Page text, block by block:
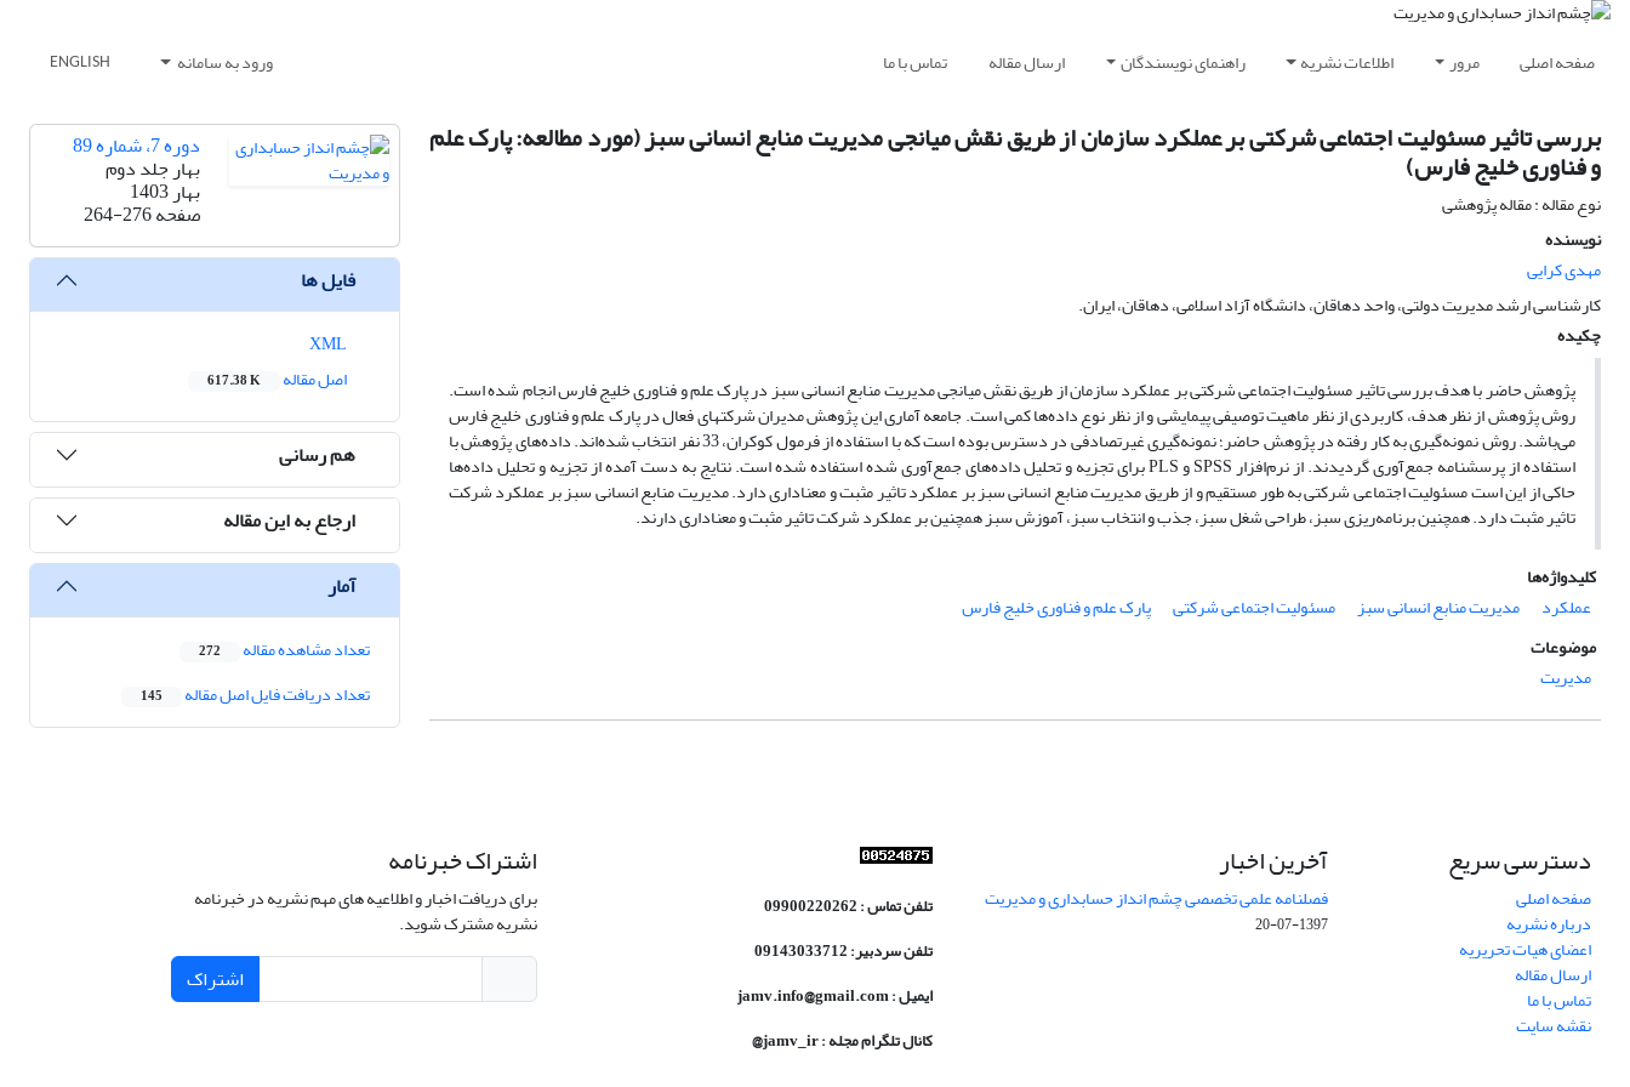
صفحه اصلی مرور اطلاعات نشریه راهنمای نویسندگان ارسال مقاله تماس با ما ورود به سامانه ENGLISH
بررسی تاثیر مسئولیت اجتماعی شرکتی بر عملکرد سازمان از طریق نقش میانجی مدیریت منابع انسانی سبز (مورد مطالعه: پارک علم
و فناوری خلیج فارس)
نوع مقاله : مقاله پژوهشی
نویسنده
مهدی کرایی
کارشناسی ارشد مدیریت دولتی، واحد دهاقان، دانشگاه آزاد اسلامی، دهاقان، ایران.
چکیده
پژوهش حاضر با هدف بررسی تاثیر مسئولیت اجتماعی شرکتی بر عملکرد سازمان از طریق نقش میانجی مدیریت منابع انسانی سبز در پارک علم و فناوری خلیج فارس انجام شده است.
روش پژوهش از نظر هدف، کاربردی از نظر ماهیت توصیفی پیمایشی و از نظر نوع داده‌ها کمی است. جامعه آماری این پژوهش مدیران شرکتهای فعال در پارک علم و فناوری خلیج فارس
می‌باشد. روش نمونه‌گیری به کار رفته در پژوهش حاضر؛ نمونه‌گیری غیرتصادفی در دسترس بوده است که با استفاده از فرمول کوکران، 33 نفر انتخاب شده‌اند. داده‌های پژوهش با
استفاده از پرسشنامه جمع‌آوری گردیدند. از نرم‌افزار SPSS و PLS برای تجزیه و تحلیل داده‌های جمع‌آوری شده استفاده شده است. نتایج به دست آمده از تجزیه و تحلیل داده‌ها
حاکی از این است مسئولیت اجتماعی شرکتی به طور مستقیم و از طریق مدیریت منابع انسانی سبز بر عملکرد تاثیر مثبت و معناداری دارد. مدیریت منابع انسانی سبز بر عملکرد شرکت
تاثیر مثبت دارد. همچنین برنامه‌ریزی سبز، طراحی شغل سبز، جذب و انتخاب سبز، آموزش سبز همچنین بر عملکرد شرکت تاثیر مثبت و معناداری دارند.
کلیدواژه‌ها
عملکرد
مدیریت منابع انسانی سبز مسئولیت اجتماعی شرکتی
پارک علم و فناوری خلیج فارس
موضوعات
مدیریت
دوره 7، شماره 89
بهار جلد دوم
بهار 1403
صفحه264-276
فایل ها
اصل مقاله
617.38 K
هم رسانی
ارجاع به این مقاله
آمار
تعداد مشاهده مقاله 272
تعداد دریافت فایل اصل مقاله 145
دسترسی سریع
صفحه اصلی
درباره نشریه
اعضای هیات تحریریه
ارسال مقاله
تماس با ما
نقشه سایت
آخرین اخبار
فصلنامه علمی تخصصی چشم انداز حسابداری و مدیریت
1397-07-20
تلفن تماس : 09900220262
تلفن سردبیر: 09143033712
ایمیل : jamv.info@gmail.com
کانال تلگرام مجله : jamv_ir@
اشتراک خبرنامه
برای دریافت اخبار و اطلاعیه های مهم نشریه در خبرنامه
نشریه مشترک شوید.
اشتراک